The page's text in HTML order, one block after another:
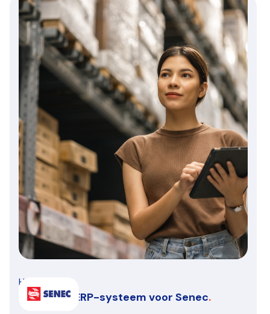
HVAC/R
Een nieuw ERP-systeem voor Senec.